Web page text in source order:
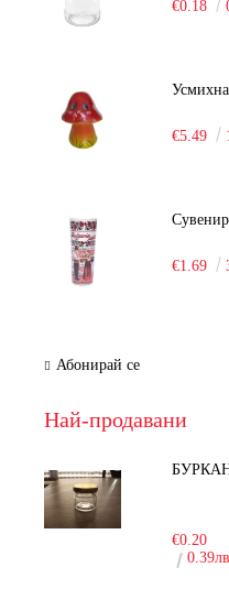
€0.18
€5.49
€1.69
Абонирай се
Най-продавани
€0.20
0.39лв.